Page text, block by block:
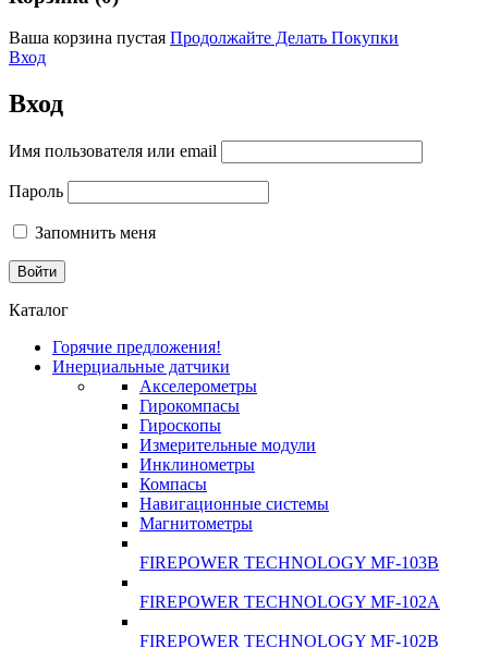
Ваша корзина пустая Продолжайте Делать Покупки
Вход
Вход
Имя пользователя или email
Пароль
Запомнить меня
Каталог
Горячие предложения!
Инерциальные датчики
Акселерометры
Гирокомпасы
Гироскопы
Измерительные модули
Инклинометры
Компасы
Навигационные системы
Магнитометры
FIREPOWER TECHNOLOGY MF-103B
FIREPOWER TECHNOLOGY MF-102A
FIREPOWER TECHNOLOGY MF-102B